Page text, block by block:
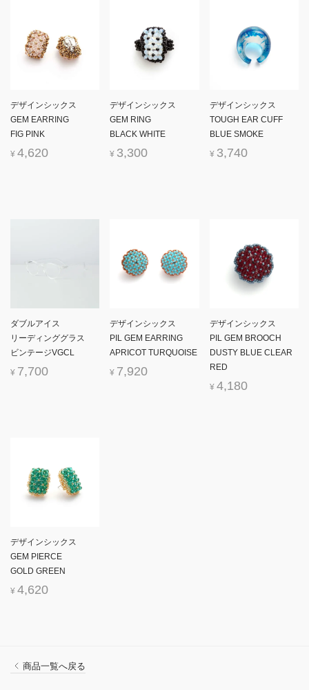
デザインシックス
GEM EARRING
FIG PINK
¥ 4,620
デザインシックス
GEM RING
BLACK WHITE
¥ 3,300
デザインシックス
TOUGH EAR CUFF
BLUE SMOKE
¥ 3,740
ダブルアイス
リーディンググラス
ビンテージVGCL
¥ 7,700
デザインシックス
PIL GEM EARRING
APRICOT TURQUOISE
¥ 7,920
デザインシックス
PIL GEM BROOCH
DUSTY BLUE CLEAR
RED
¥ 4,180
デザインシックス
GEM PIERCE
GOLD GREEN
¥ 4,620
商品一覧へ戻る